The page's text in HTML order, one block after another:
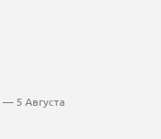
— 5 Августа